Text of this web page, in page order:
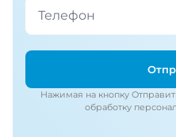
Нажимая на кнопку
обработку